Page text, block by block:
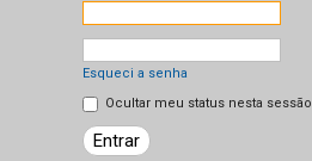
Esqueci a senha
Ocultar meu status nesta sessão